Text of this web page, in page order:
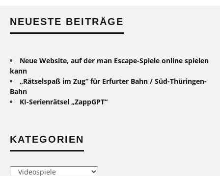
NEUESTE BEITRÄGE
Neue Website, auf der man Escape-Spiele online spielen
kann
„Rätselspaß im Zug“ für Erfurter Bahn / Süd-Thüringen-
Bahn
KI-Serienrätsel „ZappGPT“
KATEGORIEN
Kategorien